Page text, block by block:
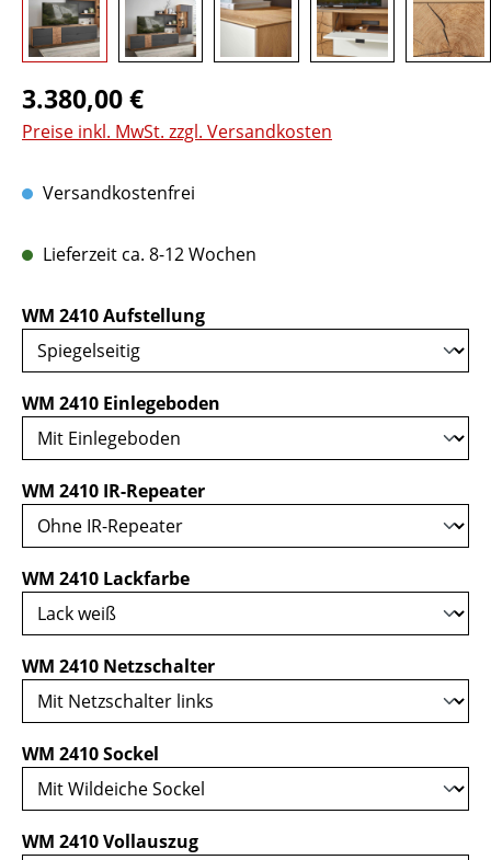
Regulärer Preis:
3.380,00 €
Preise inkl. MwSt. zzgl. Versandkosten
Versandkostenfrei
Lieferzeit ca. 8-12 Wochen
WM 2410 Aufstellungauswählen
WM 2410 Einlegeboden
WM 2410 IR-Repeaterauswählen
WM 2410 Lackfarbeauswählen
WM 2410 Netzschalterauswählen
WM 2410 Sockel
WM 2410 Vollauszugauswählen